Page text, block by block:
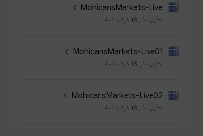
MohicansMarkets-Live
يحتوي على 18 خوادم تابعة
MohicansMarkets-Live01
يحتوي على 18 خوادم تابعة
MohicansMarkets-Live02
يحتوي على 18 خوادم تابعة